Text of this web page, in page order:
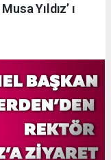
Yıldız’ ı